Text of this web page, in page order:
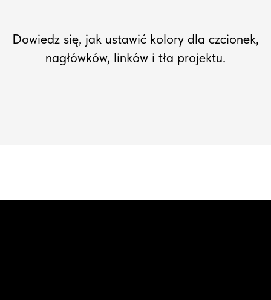
Dowiedz się, jak ustawić kolory dla czcionek,
nagłówków, linków i tła projektu.